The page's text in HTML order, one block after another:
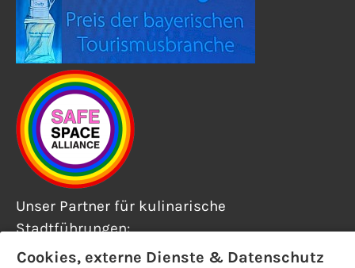
Unser Partner für kulinarische
Stadtführungen:
Cookies, externe Dienste & Datenschutz